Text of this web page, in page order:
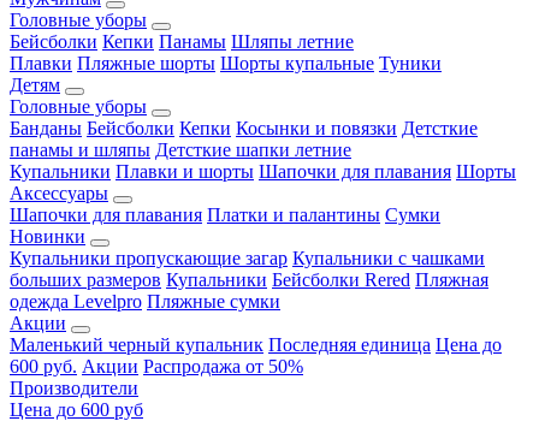
Головные уборы
Бейсболки Кепки Панамы Шляпы летние
Плавки Пляжные шорты Шорты купальные Туники
Детям
Головные уборы
Банданы Бейсболки Кепки Косынки и повязки Детсткие
панамы и шляпы Детсткие шапки летние
Купальники Плавки и шорты Шапочки для плавания Шорты
Аксессуары
Шапочки для плавания Платки и палантины Сумки
Новинки
Купальники пропускающие загар Купальники с чашками
больших размеров Купальники Бейсболки Rered Пляжная
одежда Levelpro Пляжные сумки
Акции
Маленький черный купальник Последняя единица Цена до
600 руб. Акции Распродажа от 50%
Производители
Цена до 600 руб